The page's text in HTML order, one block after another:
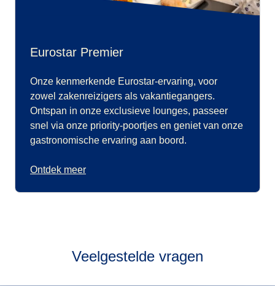
Eurostar Premier
Onze kenmerkende Eurostar-ervaring, voor
zowel zakenreizigers als vakantiegangers.
Ontspan in onze exclusieve lounges, passeer
snel via onze priority-poortjes en geniet van onze
gastronomische ervaring aan boord.
Ontdek meer
Veelgestelde vragen